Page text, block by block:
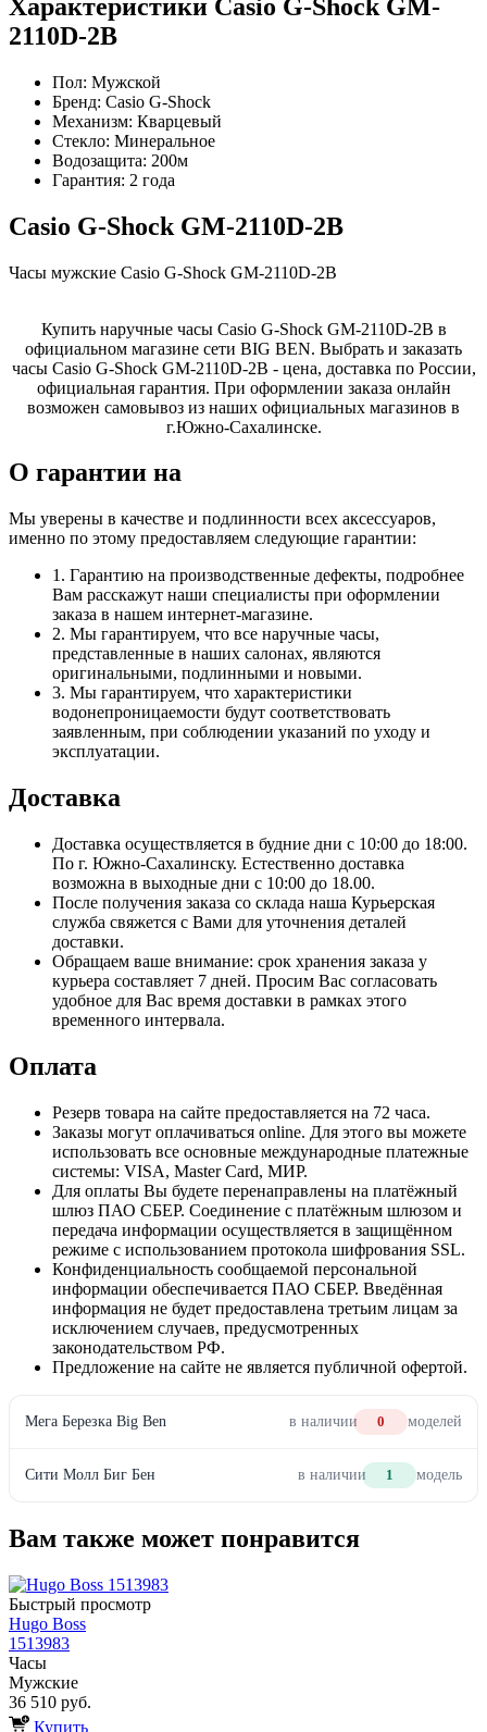
Характеристики Casio G-Shock GM-
2110D-2B
Пол: Мужской
Бренд: Casio G-Shock
Механизм: Кварцевый
Стекло: Минеральное
Водозащита: 200м
Гарантия: 2 года
Casio G-Shock GM-2110D-2B
Часы мужские Casio G-Shock GM-2110D-2B
Купить наручные часы Casio G-Shock GM-2110D-2B в
официальном магазине сети BIG BEN. Выбрать и заказать
часы Casio G-Shock GM-2110D-2B - цена, доставка по России,
официальная гарантия. При оформлении заказа онлайн
возможен самовывоз из наших официальных магазинов в
г.Южно-Сахалинске.
О гарантии на
Мы уверены в качестве и подлинности всех аксессуаров,
именно по этому предоставляем следующие гарантии:
1. Гарантию на производственные дефекты, подробнее
Вам расскажут наши специалисты при оформлении
заказа в нашем интернет-магазине.
2. Мы гарантируем, что все наручные часы,
представленные в наших салонах, являются
оригинальными, подлинными и новыми.
3. Мы гарантируем, что характеристики
водонепроницаемости будут соответствовать
заявленным, при соблюдении указаний по уходу и
эксплуатации.
Доставка
Доставка осуществляется в будние дни с 10:00 до 18:00.
По г. Южно-Сахалинску. Естественно доставка
возможна в выходные дни с 10:00 до 18.00.
После получения заказа со склада наша Курьерская
служба свяжется с Вами для уточнения деталей
доставки.
Обращаем ваше внимание: срок хранения заказа у
курьера составляет 7 дней. Просим Вас согласовать
удобное для Вас время доставки в рамках этого
временного интервала.
Оплата
Резерв товара на сайте предоставляется на 72 часа.
Заказы могут оплачиваться online. Для этого вы можете
использовать все основные международные платежные
системы: VISA, Master Card, МИР.
Для оплаты Вы будете перенаправлены на платёжный
шлюз ПАО СБЕР. Соединение с платёжным шлюзом и
передача информации осуществляется в защищённом
режиме с использованием протокола шифрования SSL.
Конфиденциальность сообщаемой персональной
информации обеспечивается ПАО СБЕР. Введённая
информация не будет предоставлена третьим лицам за
исключением случаев, предусмотренных
законодательством РФ.
Предложение на сайте не является публичной офертой.
Мега Березка Big Ben в наличии 0 моделей
Сити Молл Биг Бен в наличии 1 модель
Вам также может понравится
Быстрый просмотр
Hugo Boss
1513983
Часы
Мужские
36 510 руб.
Купить